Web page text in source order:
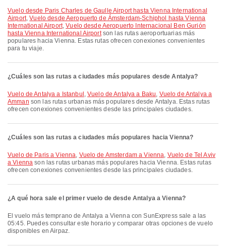
Vuelo desde Paris Charles de Gaulle Airport hasta Vienna International
Airport,Vuelo desde Aeropuerto de Ámsterdam-Schiphol hasta Vienna
International Airport,Vuelo desde Aeropuerto Internacional Ben Gurión
hasta Vienna International Airportson las rutas aeroportuarias más
populares hacia Vienna. Estas rutas ofrecen conexiones convenientes
para tu viaje.
¿Cuáles son las rutas a ciudades más populares desde Antalya?
Vuelo de Antalya a Istanbul ,Vuelo de Antalya a Baku, Vuelo de Antalya a
Amman son las rutas urbanas más populares desde Antalya. Estas rutas
ofrecen conexiones convenientes desde las principales ciudades.
¿Cuáles son las rutas a ciudades más populares hacia Vienna?
Vuelo de Paris a Vienna, Vuelo de Amsterdam a Vienna, Vuelo de Tel Aviv
a Vienna son las rutas urbanas más populares hacia Vienna. Estas rutas
ofrecen conexiones convenientes desde las principales ciudades.
¿A qué hora sale el primer vuelo de desde Antalya a Vienna?
El vuelo más temprano de Antalya a Vienna con SunExpress sale a las
05:45. Puedes consultar este horario y comparar otras opciones de vuelo
disponibles en Airpaz.